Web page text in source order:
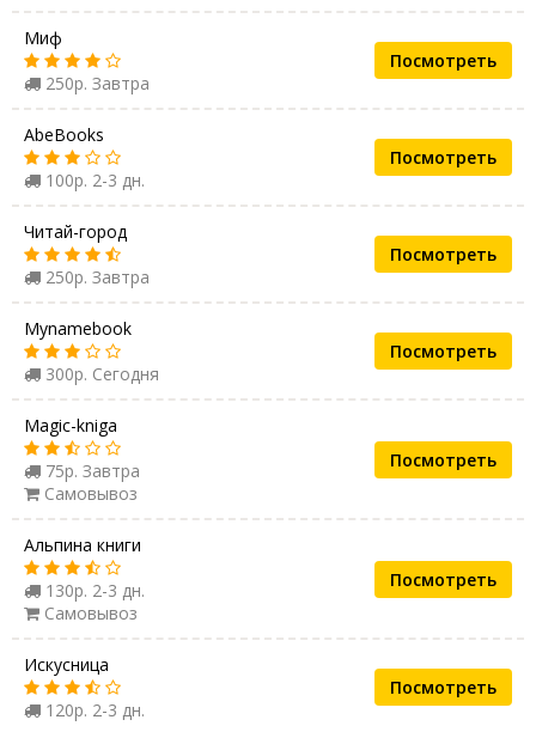
Миф
250р. Завтра
Посмотреть
AbeBooks
100р. 2-3 дн.
Посмотреть
Читай-город
250р. Завтра
Посмотреть
Mynamebook
300р. Сегодня
Посмотреть
Magic-kniga
75р. Завтра
Самовывоз
Посмотреть
Альпина книги
130р. 2-3 дн.
Самовывоз
Посмотреть
Искусница
120р. 2-3 дн.
Посмотреть